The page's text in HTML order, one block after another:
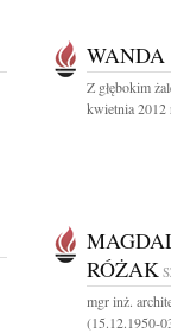
Z głębokim
kwietnia 2012
RÓŻAK
mgr inż.
(15.12.1950-